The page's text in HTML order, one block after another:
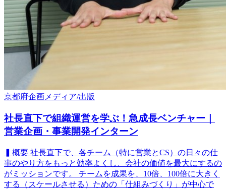
京都府企画 メディア/出版
社長直下で組織運営を学ぶ！急成長ベンチャー｜
営業企画・事業開発インターン
▍概要 社長直下で、各チーム（特に営業とCS）の日々の仕
事のやり方をもっと効率よくし、会社の価値を最大にするの
がミッションです。 チームを成果を、10倍、100倍に大きく
する（スケールさせる）ための「仕組みづくり」が中心で